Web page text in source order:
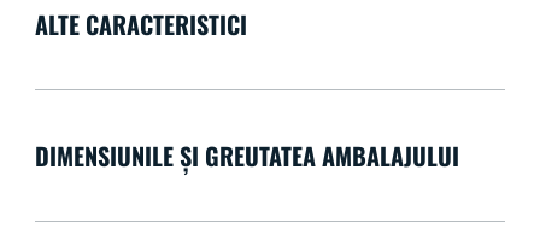
ALTE CARACTERISTICI
DIMENSIUNILE ȘI GREUTATEA AMBALAJULUI